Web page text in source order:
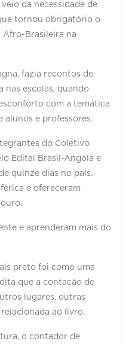
da necessidade de
tornou obrigatório o
Afro-Brasileira na
fazia recontos de
nas escolas, quando
com a temática
alunos e professores.
do Coletivo
Edital Brasil-Angola e
quinze dias no país.
e ofereceram
e aprenderam mais do
preto foi como uma
que a contação de
lugares, outras
ao livro.
o contador de